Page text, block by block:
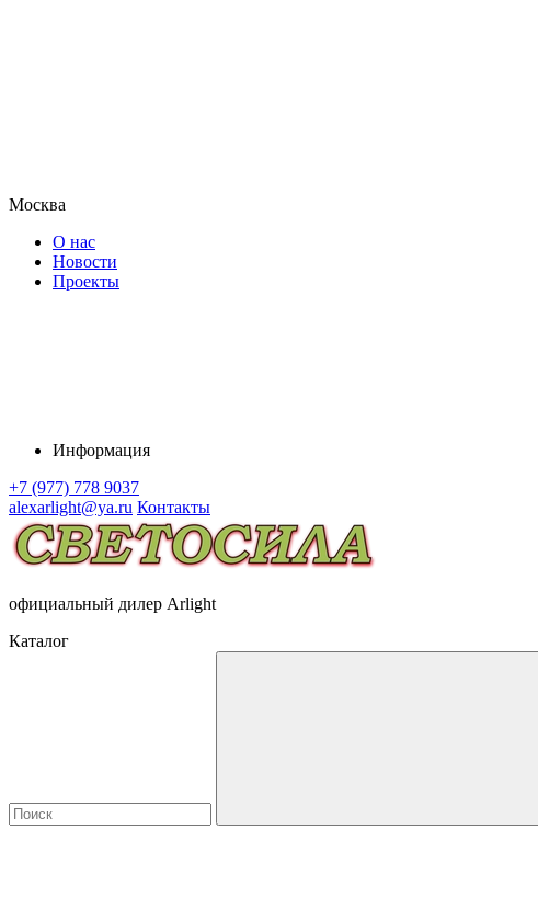
Москва
О нас
Новости
Проекты
Информация
+7 (977) 778 9037
alexarlight@ya.ru Контакты
официальный дилер Arlight
Каталог